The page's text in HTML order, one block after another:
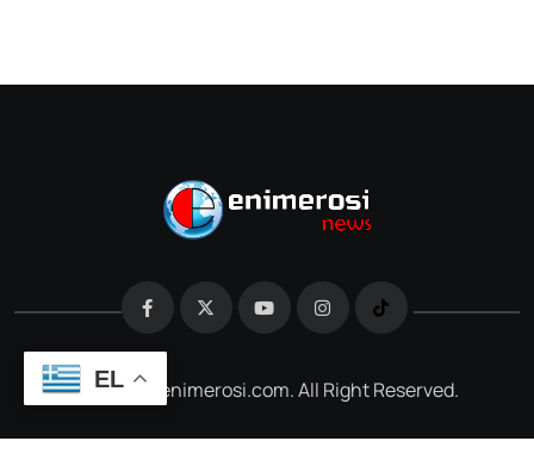
@2026 e-enimerosi.com. All Right Reserved.
EL